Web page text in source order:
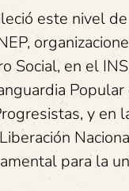
este nivel
Social, en el
y en
para la